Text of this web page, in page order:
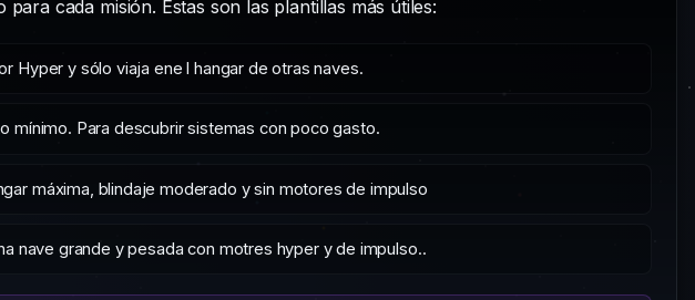
cada misión. Estas son las plantillas más útiles:
Hyper y sólo viaja ene l hangar de otras naves.
mínimo. Para descubrir sistemas con poco gasto.
máxima, blindaje moderado y sin motores de impulso
nave grande y pesada con motres hyper y de impulso..